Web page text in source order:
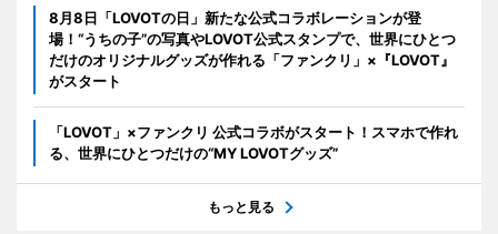
8月8日「LOVOTの日」新たな公式コラボレーションが登
場！“うちの子”の写真やLOVOT公式スタンプで、世界にひとつ
だけのオリジナルグッズが作れる「ファンクリ」×『LOVOT』
がスタート
「LOVOT」×ファンクリ 公式コラボがスタート！スマホで作れ
る、世界にひとつだけの“MY LOVOTグッズ”
もっと見る